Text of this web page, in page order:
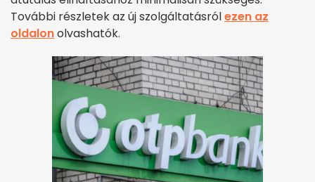
További részletek az új szolgáltatásrólezen az
oldalonolvashatók.